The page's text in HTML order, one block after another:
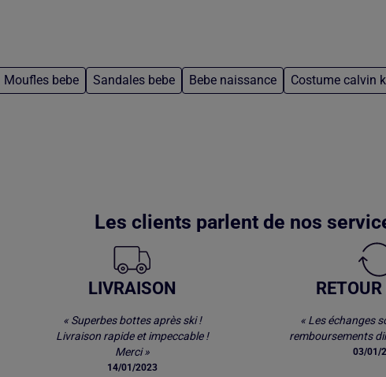
Moufles bebe Sandales bebe Bebe naissance Costume calvin
Les clients parlent de nos
LIVRAISON
« Superbes bottes après ski !
Livraison rapide et impeccable !
Merci »
14/01/2023
« Les échanges
remboursements
03/01/